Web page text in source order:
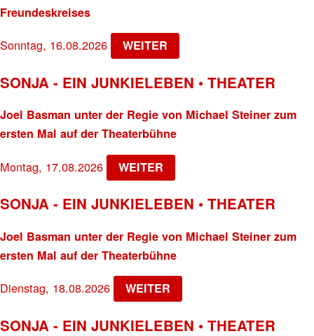
Freundeskreises
Sonntag, 16.08.2026 WEITER
SONJA - EIN JUNKIELEBEN • THEATER
Joel Basman unter der Regie von Michael Steiner zum
ersten Mal auf der Theaterbühne
Montag, 17.08.2026 WEITER
SONJA - EIN JUNKIELEBEN • THEATER
Joel Basman unter der Regie von Michael Steiner zum
ersten Mal auf der Theaterbühne
Dienstag, 18.08.2026 WEITER
SONJA - EIN JUNKIELEBEN • THEATER